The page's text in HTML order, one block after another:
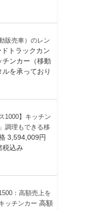
販売車）のレン
ドトラックカン
チンカー（移動
を承っており
1000】キッチン
調理もできる移
3,594,009円
税込み
：高額売上を
ッチンカー 高額